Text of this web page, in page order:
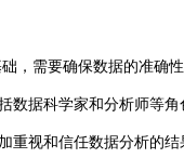
，需要确保数据的准确性
数据科学家和分析师等角
重视和信任数据分析的结